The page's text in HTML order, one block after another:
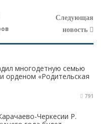
Следующая
новость
многодетную семью
орденом «Родительская
791
Черкесии Р.